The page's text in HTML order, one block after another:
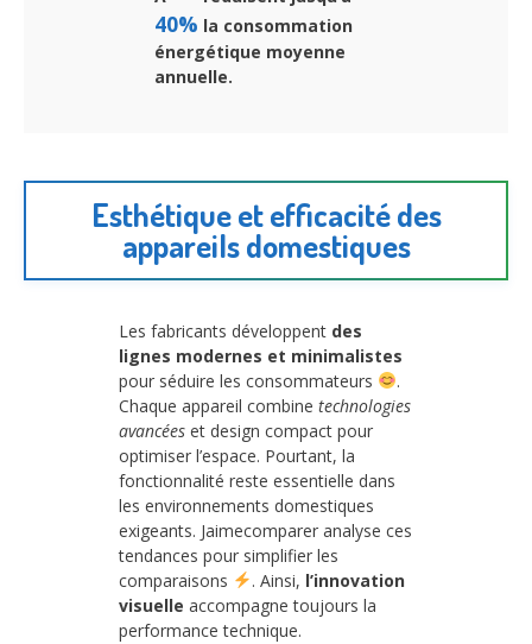
40% la consommation
énergétique moyenne
annuelle.
Esthétique et efficacité des
appareils domestiques
Les fabricants développent des
lignes modernes et minimalistes
pour séduire les consommateurs
.
Chaque appareil combine technologies
avancées et design compact pour
optimiser l’espace. Pourtant, la
fonctionnalité reste essentielle dans
les environnements domestiques
exigeants. Jaimecomparer analyse ces
tendances pour simplifier les
comparaisons
. Ainsi, l’innovation
visuelle accompagne toujours la
performance technique.